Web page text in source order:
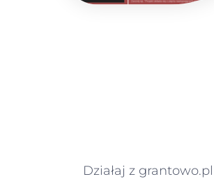
Działaj z grantowo.pl